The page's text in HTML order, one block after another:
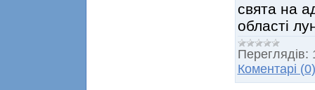
свята на
області
Переглядів:
Коментарі (0)